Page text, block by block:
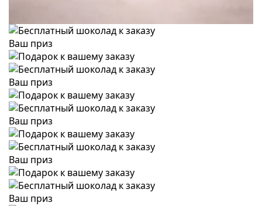
Ваш приз
Ваш приз
Ваш приз
Ваш приз
Ваш приз